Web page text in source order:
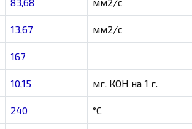
13,67 мм2/с
167
10,15 мг. КОН на 1 г.
240 °C